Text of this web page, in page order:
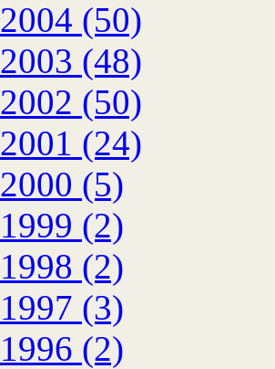
2004 (50)
2003 (48)
2002 (50)
2001 (24)
2000 (5)
1999 (2)
1998 (2)
1997 (3)
1996 (2)